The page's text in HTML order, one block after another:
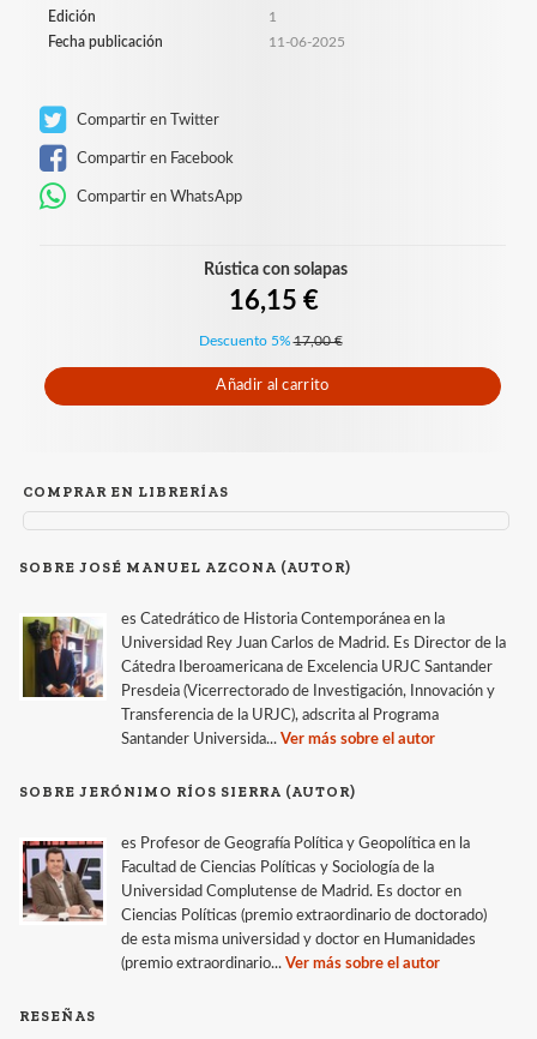
Edición
1
Fecha publicación
11-06-2025
Compartir en Twitter
Compartir en Facebook
Compartir en WhatsApp
Rústica con solapas
16,15 €
Descuento 5% 17,00 €
Añadir al carrito
COMPRAR EN LIBRERÍAS
SOBRE JOSÉ MANUEL AZCONA (AUTOR)
es Catedrático de Historia Contemporánea en la
Universidad Rey Juan Carlos de Madrid. Es Director de la
Cátedra Iberoamericana de Excelencia URJC Santander
Presdeia (Vicerrectorado de Investigación, Innovación y
Transferencia de la URJC), adscrita al Programa
Santander Universida... Ver más sobre el autor
SOBRE JERÓNIMO RÍOS SIERRA (AUTOR)
es Profesor de Geografía Política y Geopolítica en la
Facultad de Ciencias Políticas y Sociología de la
Universidad Complutense de Madrid. Es doctor en
Ciencias Políticas (premio extraordinario de doctorado)
de esta misma universidad y doctor en Humanidades
(premio extraordinario... Ver más sobre el autor
RESEÑAS